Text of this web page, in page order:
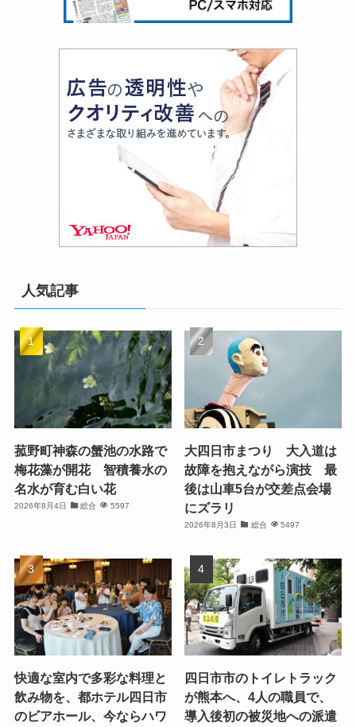
人気記事
菰野町神森の蟹池の水路で
梅花藻が開花 智積養水の
名水が育む白い花
2026年8月4日 総合 5597
大四日市まつり 大入道は
故障を抱えながら演技 最
後は山車5台が交差点会場
にズラリ
2026年8月3日 総合 5497
快適な室内で多彩な料理と
飲み物を、都ホテル四日市
のビアホール、今ならハワ
四日市市のトイレトラック
が熊本へ、4人の職員で、
導入後初の被災地への派遣